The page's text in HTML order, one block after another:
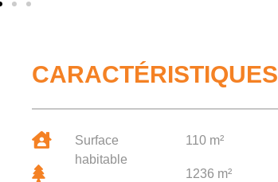
CARACTÉRISTIQUES
Surface
habitable
110 m²
1236 m²